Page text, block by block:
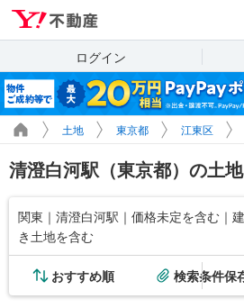
ログイン
土地 東京都 江東区
清澄白河駅（東京都）の土地
関東｜清澄白河駅｜価格未定を含む｜
き土地を含む
おすすめ順 検索条件保